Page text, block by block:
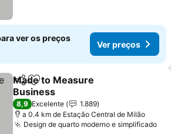
ver os preços
Ver preços
PartilharAdicionar aos favoritos
Made to Measure
Business
Ver preços
8,9 Excelente
1.889
a 0.4 km de Estação Central de Milão
Design de quarto moderno e simplificado